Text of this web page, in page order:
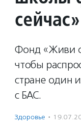
сейчас»
Фонд «Живи
чтобы
стране один
с БАС.
Здоровье ·